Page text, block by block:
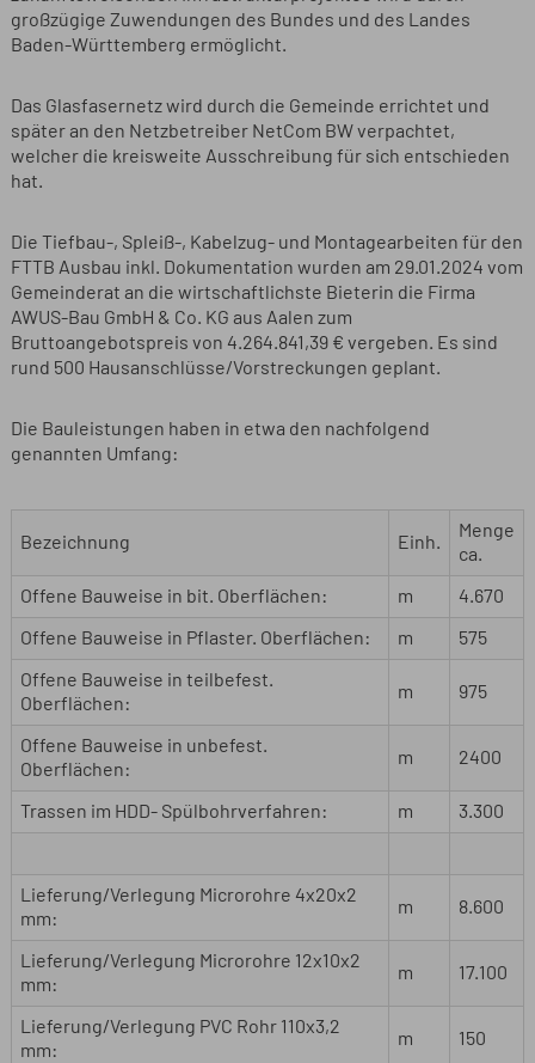
großzügige Zuwendungen des Bundes und des Landes
Baden-Württemberg ermöglicht.
Das Glasfasernetz wird durch die Gemeinde errichtet und
später an den Netzbetreiber NetCom BW verpachtet,
welcher die kreisweite Ausschreibung für sich entschieden
hat.
Die Tiefbau-, Spleiß-, Kabelzug- und Montagearbeiten für den
FTTB Ausbau inkl. Dokumentation wurden am 29.01.2024 vom
Gemeinderat an die wirtschaftlichste Bieterin die Firma
AWUS-Bau GmbH & Co. KG aus Aalen zum
Bruttoangebotspreis von 4.264.841,39 € vergeben. Es sind
rund 500 Hausanschlüsse/Vorstreckungen geplant.
Die Bauleistungen haben in etwa den nachfolgend
genannten Umfang:
Bezeichnung Einh.
Menge
ca.
Offene Bauweise in bit. Oberflächen: m 4.670
Offene Bauweise in Pflaster. Oberflächen: m 575
Offene Bauweise in teilbefest.
Oberflächen:
m 975
Offene Bauweise in unbefest.
Oberflächen:
m 2400
Trassen im HDD- Spülbohrverfahren: m 3.300
Lieferung/Verlegung Microrohre 4x20x2
mm:
m 8.600
Lieferung/Verlegung Microrohre 12x10x2
mm:
m 17.100
Lieferung/Verlegung PVC Rohr 110x3,2
mm:
m 150